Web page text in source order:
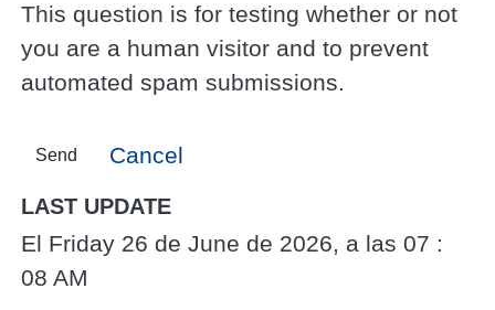
This question is for testing whether or not
you are a human visitor and to prevent
automated spam submissions.
Send Cancel
LAST UPDATE
El Friday 26 de June de 2026, a las 07 :
08 AM